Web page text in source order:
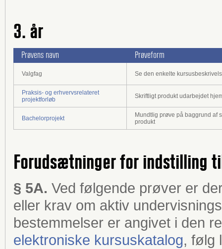
3. år
Prøvens navn Prøveform
Valgfag Se den enkelte
Praksis- og erhvervsrelateret
projektforløb
Skriftligt produkt udarbejdet
Bachelorprojekt
Mundtlig prøve på baggrund af
produkt
Forudsætninger for indstilling
§ 5A. Ved følgende prøver er
eller krav om aktiv
bestemmelser er angivet i den
elektroniske kursuskatalog, følg